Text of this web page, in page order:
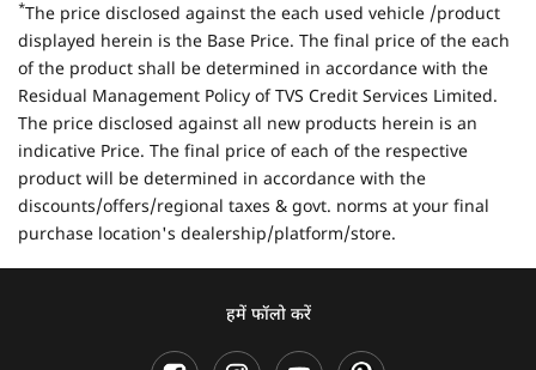
*The price disclosed against the each used vehicle /product
displayed herein is the Base Price. The final price of the each
of the product shall be determined in accordance with the
Residual Management Policy of TVS Credit Services Limited.
The price disclosed against all new products herein is an
indicative Price. The final price of each of the respective
product will be determined in accordance with the
discounts/offers/regional taxes & govt. norms at your final
purchase location's dealership/platform/store.
हमें फॉलो करें